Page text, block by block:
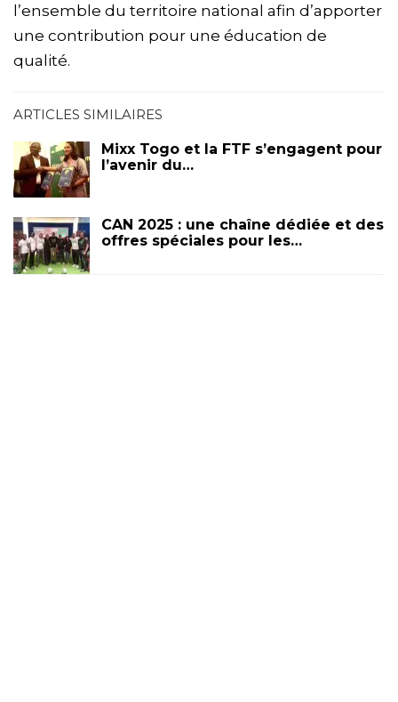
l’ensemble du territoire national afin d’apporter
une contribution pour une éducation de
qualité.
ARTICLES SIMILAIRES
Mixx Togo et la FTF s’engagent pour
l’avenir du…
CAN 2025 : une chaîne dédiée et des
offres spéciales pour les…